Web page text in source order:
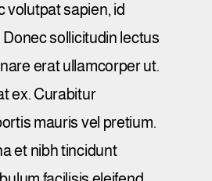
volutpat sapien, id
sollicitudin lectus
erat ullamcorper ut.
ex. Curabitur
mauris vel pretium.
et nibh tincidunt